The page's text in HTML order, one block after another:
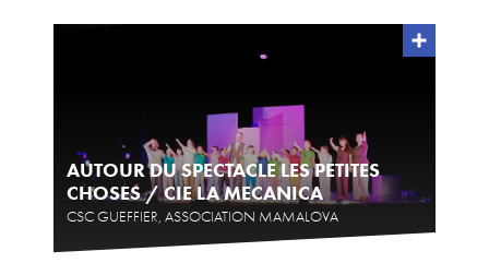
Programmation
Réservation
Contacts / Accès
Téléchargements
AUTOUR DU SPECTACLE LES PETITES
CHOSES / CIE LA MECANICA
CSC GUEFFIER, ASSOCIATION MAMALOVA